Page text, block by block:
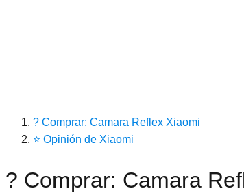
? Comprar: Camara Reflex Xiaomi
⭐ Opinión de Xiaomi
? Comprar: Camara